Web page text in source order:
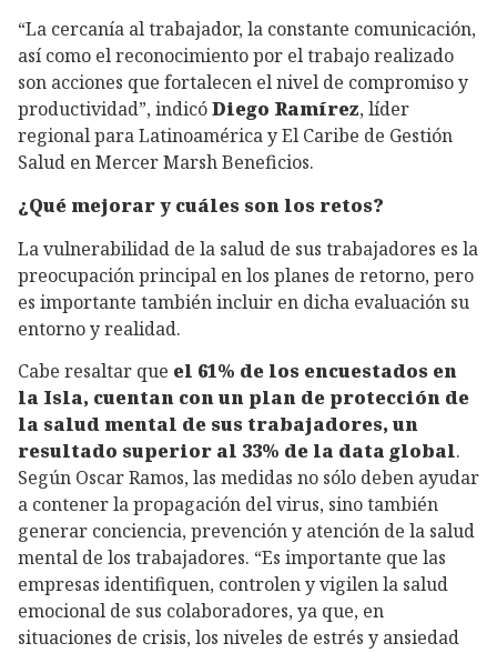
“La cercanía al trabajador, la constante comunicación,
así como el reconocimiento por el trabajo realizado
son acciones que fortalecen el nivel de compromiso y
productividad”, indicóDiego Ramírez, líder
regional para Latinoamérica y El Caribe de Gestión
Salud en Mercer Marsh Beneficios.
¿Qué mejorar y cuáles son los retos?
La vulnerabilidad de la salud de sus trabajadores es la
preocupación principal en los planes de retorno, pero
es importante también incluir en dicha evaluación su
entorno y realidad.
Cabe resaltar que el 61% de los encuestados en
la Isla, cuentan con un plan de protección de
la salud mental de sus trabajadores, un
resultado superior al 33% de la data global.
Según Oscar Ramos, las medidas no sólo deben ayudar
a contener la propagación del virus, sino también
generar conciencia, prevención y atención de la salud
mental de los trabajadores. “Es importante que las
empresas identifiquen, controlen y vigilen la salud
emocional de sus colaboradores, ya que, en
situaciones de crisis, los niveles de estrés y ansiedad